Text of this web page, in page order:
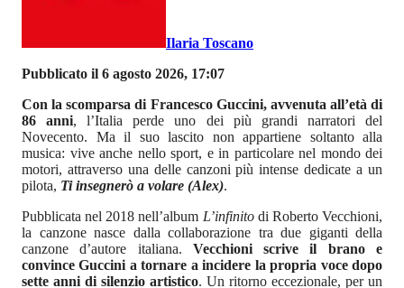
Ilaria Toscano
Pubblicato il 6 agosto 2026, 17:07
Con la scomparsa di Francesco Guccini, avvenuta all’età di
86 anni, l’Italia perde uno dei più grandi narratori del
Novecento. Ma il suo lascito non appartiene soltanto alla
musica: vive anche nello sport, e in particolare nel mondo dei
motori, attraverso una delle canzoni più intense dedicate a un
pilota, Ti insegnerò a volare (Alex).
Pubblicata nel 2018 nell’album L’infinitodi Roberto Vecchioni,
la canzone nasce dalla collaborazione tra due giganti della
canzone d’autore italiana. Vecchioni scrive il brano e
convince Guccini a tornare a incidere la propria voce dopo
sette anni di silenzio artistico. Un ritorno eccezionale, per un